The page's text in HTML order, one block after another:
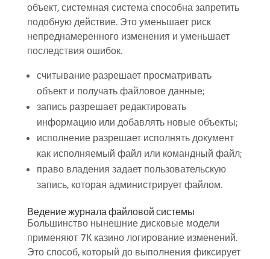
объект, системная система способна запретить
подобную действие. Это уменьшает риск
непреднамеренного изменения и уменьшает
последствия ошибок.
считывание разрешает просматривать
объект и получать файловое данные;
запись разрешает редактировать
информацию или добавлять новые объекты;
исполнение разрешает исполнять документ
как исполняемый файл или командный файл;
право владения задает пользовательскую
запись, которая администрирует файлом.
Ведение журнала файловой системы
Большинство нынешние дисковые модели
применяют 7К казино логирование изменений.
Это способ, который до выполнения фиксирует